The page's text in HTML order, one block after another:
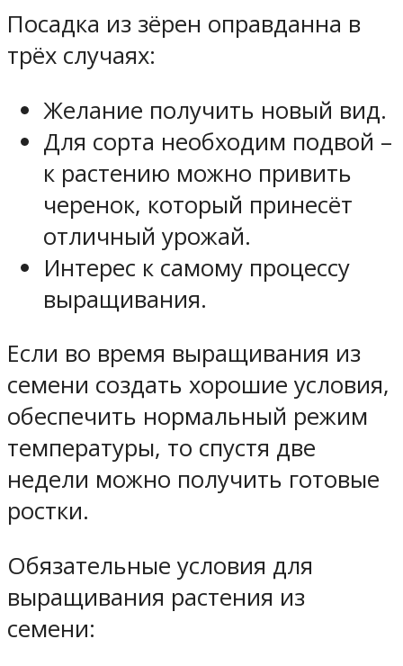
Посадка из зёрен оправданна в
трёх случаях:
Желание получить новый вид.
Для сорта необходим подвой –
к растению можно привить
черенок, который принесёт
отличный урожай.
Интерес к самому процессу
выращивания.
Если во время выращивания из
семени создать хорошие условия,
обеспечить нормальный режим
температуры, то спустя две
недели можно получить готовые
ростки.
Обязательные условия для
выращивания растения из
семени: